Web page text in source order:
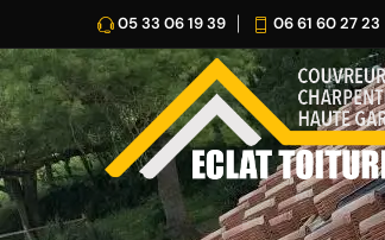
05 33 06 19 39 06 61 60 27 23